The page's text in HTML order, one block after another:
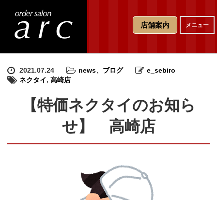
v
i
メニュー
店舗案内
2021.07.24 news、 ブログ
e_sebiro
ネクタイ, 高崎店
【特価ネクタイのお知ら
せ】 高崎店